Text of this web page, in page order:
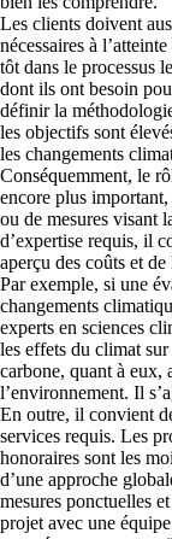
Les clients doivent
nécessaires à
tôt dans le processus
dont ils ont besoin
définir la
les objectifs sont
les changements
Conséquemment, le
encore plus important,
ou de mesures visant
d’expertise requis, il
aperçu des coûts et
Par exemple, si une
changements
experts en sciences
les effets du climat
carbone, quant à eux,
l’environnement. Il
En outre, il convient
services requis. Les
honoraires sont les
d’une approche
mesures ponctuelles
projet avec une